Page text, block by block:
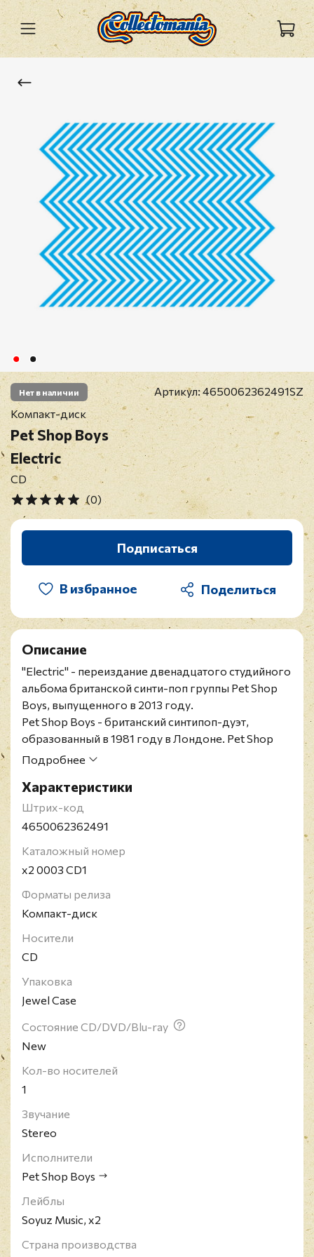
Нет в наличии Артикул:4650062362491SZ
Компакт-диск
Pet Shop Boys
Electric
CD
(0)
Подписаться
В избранное
Описание
"Electric" - переиздание двенадцатого студийного
альбома британской синти-поп группы Pet Shop
Boys, выпущенного в 2013 году.
Pet Shop Boys - британский синтипоп-дуэт,
образованный в 1981 году в Лондоне. Pet Shop
Boys (переводится как "Парни из зоомагазина")
и плодотворных коллективов Великобритании,
записывающих танцевальную музыку: за
последние тридцать лет ими выпущено более
десятку британского хит-парада), 12 студийных
альбомов (все они попали в топ-10 британского
чарта, заняв с первого по девятое места), а также
множество совместных записей с другими
исполнителями.
Подробнее
Характеристики
Штрих-код
4650062362491
Каталожный номер
x2 0003 CD1
Форматы релиза
Компакт-диск
Носители
CD
Упаковка
Jewel Case
Состояние CD/DVD/Blu-ray
New
Кол-во носителей
1
Звучание
Stereo
Исполнители
Pet Shop Boys
Лейблы
Soyuz Music, x2
Страна производства